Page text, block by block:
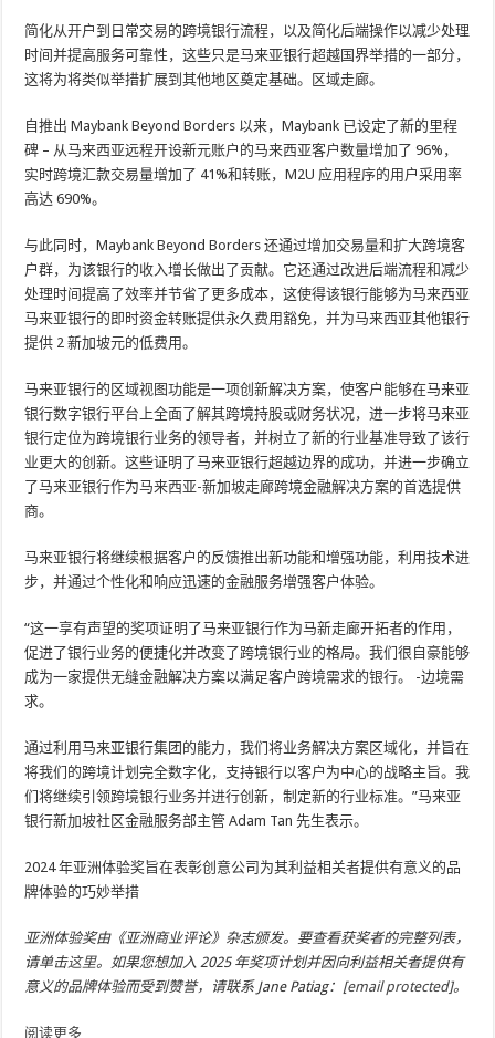
简化从开户到日常交易的跨境银行流程，以及简化后端操作以减少处理
时间并提高服务可靠性，这些只是马来亚银行超越国界举措的一部分，
这将为将类似举措扩展到其他地区奠定基础。区域走廊。
自推出 Maybank Beyond Borders 以来，Maybank 已设定了新的里程
碑 – 从马来西亚远程开设新元账户的马来西亚客户数量增加了 96%，
实时跨境汇款交易量增加了 41%和转账，M2U 应用程序的用户采用率
高达 690%。
与此同时，Maybank Beyond Borders 还通过增加交易量和扩大跨境客
户群，为该银行的收入增长做出了贡献。它还通过改进后端流程和减少
处理时间提高了效率并节省了更多成本，这使得该银行能够为马来西亚
马来亚银行的即时资金转账提供永久费用豁免，并为马来西亚其他银行
提供 2 新加坡元的低费用。
马来亚银行的区域视图功能是一项创新解决方案，使客户能够在马来亚
银行数字银行平台上全面了解其跨境持股或财务状况，进一步将马来亚
银行定位为跨境银行业务的领导者，并树立了新的行业基准导致了该行
业更大的创新。这些证明了马来亚银行超越边界的成功，并进一步确立
了马来亚银行作为马来西亚-新加坡走廊跨境金融解决方案的首选提供
商。
马来亚银行将继续根据客户的反馈推出新功能和增强功能，利用技术进
步，并通过个性化和响应迅速的金融服务增强客户体验。
“这一享有声望的奖项证明了马来亚银行作为马新走廊开拓者的作用，
促进了银行业务的便捷化并改变了跨境银行业的格局。我们很自豪能够
成为一家提供无缝金融解决方案以满足客户跨境需求的银行。 -边境需
求。
通过利用马来亚银行集团的能力，我们将业务解决方案区域化，并旨在
将我们的跨境计划完全数字化，支持银行以客户为中心的战略主旨。我
们将继续引领跨境银行业务并进行创新，制定新的行业标准。”马来亚
银行新加坡社区金融服务部主管 Adam Tan 先生表示。
2024 年亚洲体验奖旨在表彰创意公司为其利益相关者提供有意义的品
牌体验的巧妙举措
亚洲体验奖由《亚洲商业评论》杂志颁发。要查看获奖者的完整列表，
请单击这里。如果您想加入 2025 年奖项计划并因向利益相关者提供有
意义的品牌体验而受到赞誉，请联系 Jane Patiag： [email protected]。
阅读更多